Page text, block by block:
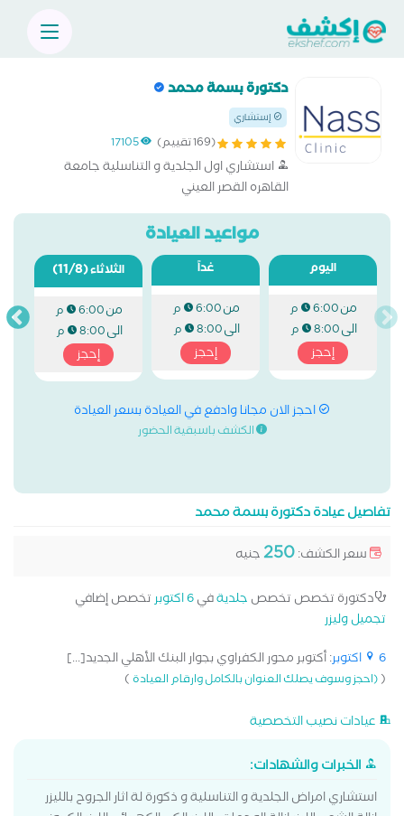
دكتورة بسمة محمد
إستشاري
(169 تقييم) 17105
استشاري اول الجلدية و التناسلية جامعة
القاهره القصر العيني
مواعيد العيادة
اليوم
من6:00 م
الى8:00 م
إحجز
غداً
من6:00 م
الى8:00 م
إحجز
الثلاثاء(11/8)
من6:00 م
الى8:00 م
إحجز
احجز الان مجانا وادفع في العيادة بسعر العيادة
الكشف باسبقية الحضور
تفاصيل عيادة دكتورة بسمة محمد
سعر الكشف:250جنيه
دكتورة تخصص تخصص جلديةفي6 اكتوبر
تخصص إضافي
تجميل وليزر
6 اكتوبر
: أكتوبر محور الكفراوي بجوار البنك الأهلي الجديد[...]
((احجز وسوف يصلك العنوان بالكامل وارقام العيادة)
عيادات نصيب التخصصية
الخبرات والشهادات:
استشاري امراض الجلدية و التناسلية و ذكورة لة اثار الجروح بالليزر